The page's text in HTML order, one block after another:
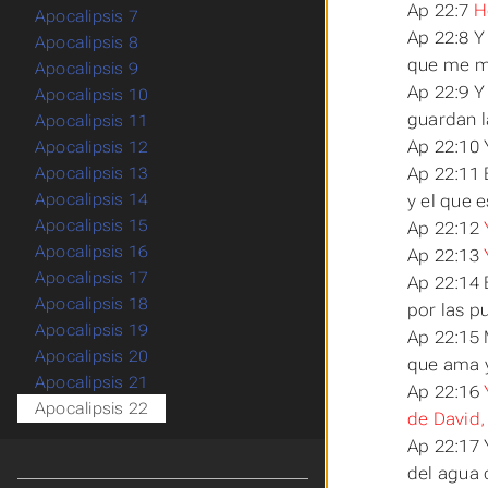
Ap 22:7
Ap 22:8
que me
Ap 22:9
guardan
Ap 22:10
Ap 22:11
y el que
Ap 22:12
Ap 22:13
Ap 22:14
por las
Ap 22:15
que ama
Ap 22:16
de
Ap 22:17
del agua
Apocalipsis 7
Apocalipsis 8
Apocalipsis 9
Apocalipsis 10
Apocalipsis 11
Apocalipsis 12
Apocalipsis 13
Apocalipsis 14
Apocalipsis 15
Apocalipsis 16
Apocalipsis 17
Apocalipsis 18
Apocalipsis 19
Apocalipsis 20
Apocalipsis 21
Apocalipsis 22